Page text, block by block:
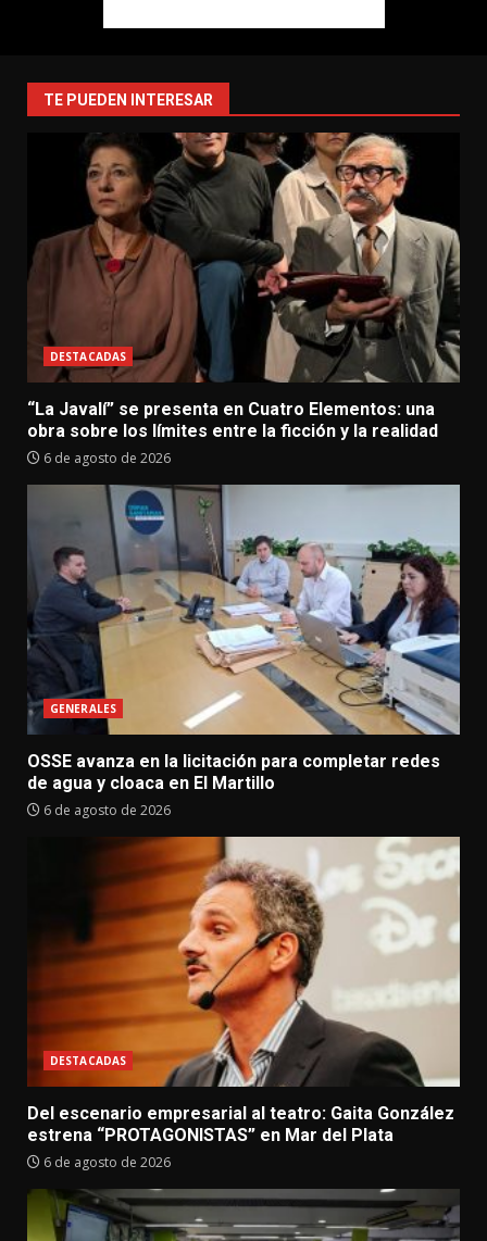
TE PUEDEN INTERESAR
DESTACADAS
“La Javalí” se presenta en Cuatro Elementos: una
obra sobre los límites entre la ficción y la realidad
6 de agosto de 2026
GENERALES
OSSE avanza en la licitación para completar redes
de agua y cloaca en El Martillo
6 de agosto de 2026
DESTACADAS
Del escenario empresarial al teatro: Gaita González
estrena “PROTAGONISTAS” en Mar del Plata
6 de agosto de 2026